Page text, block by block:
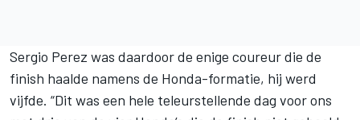
Sergio Perez was daardoor de enige coureur die de
finish haalde namens de Honda-formatie, hij werd
vijfde. “Dit was een hele teleurstellende dag voor ons